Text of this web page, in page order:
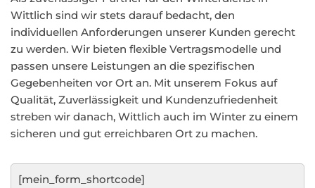
Wittlich sind wir stets darauf bedacht, den
individuellen Anforderungen unserer Kunden gerecht
zu werden. Wir bieten flexible Vertragsmodelle und
passen unsere Leistungen an die spezifischen
Gegebenheiten vor Ort an. Mit unserem Fokus auf
Qualität, Zuverlässigkeit und Kundenzufriedenheit
streben wir danach, Wittlich auch im Winter zu einem
sicheren und gut erreichbaren Ort zu machen.
[mein_form_shortcode]